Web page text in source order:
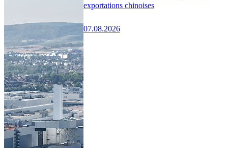
exportations chinoises
07.08.2026